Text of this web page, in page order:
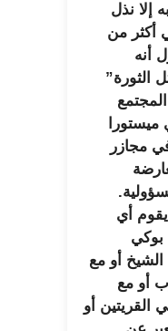
إلا نذل
أكثر من
أنه
الثورة”
ميستورا
مجازر
أي
أو مع
أو مع
أو